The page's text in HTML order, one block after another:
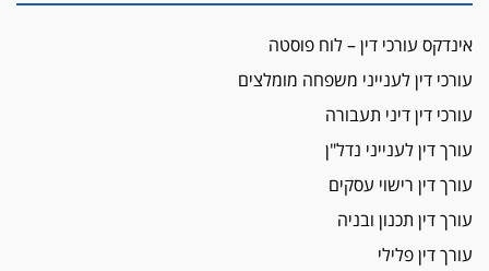
פיקטיביות בשם פלסטינים
על המידתיות
ביה"ד המשמעתי ביטל השעיה לצמיתות של
עורכת-דין שהביעה שמחה ב-7 באוקטובר
אשם
עו"ד הלל בבייב הורשע בהונאת עשרות לקוחות,
ההסדר: 7-9 שנות מאסר
דין ומקרקעין
אינדקס עורכי דין – לוח פוסטה
עורכי דין לענייני משפחה מומלצים
עורכי דין דיני תעבורה
עורך דין לענייני נדל"ן
עורך דין רישוי עסקים
עורך דין תכנון ובניה
עורך דין פלילי